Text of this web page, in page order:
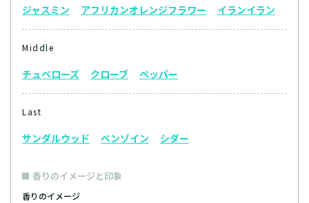
ジャスミン アフリカンオレンジフラワー イランイラン
Middle
チュベローズ クローブ ペッパー
Last
サンダルウッド ベンゾイン シダー
香りのイメージと印象
香りのイメージ